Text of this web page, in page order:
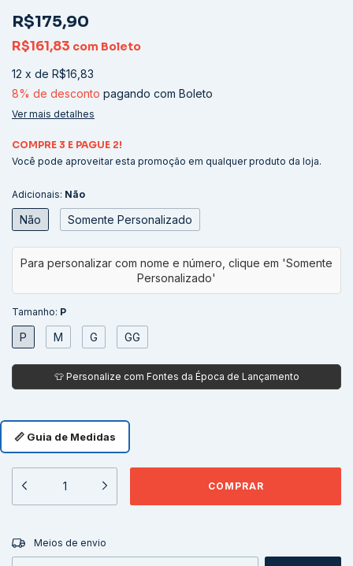
R$175,90
R$161,83 com Boleto
12 x de R$16,83
8% de desconto pagando com Boleto
Ver mais detalhes
COMPRE 3 E PAGUE 2!
Você pode aproveitar esta promoção em qualquer produto da loja.
Adicionais: Não
Não Somente Personalizado
Tamanho: P
P M G GG
📏 Guia de Medidas
Entregas para o CEP:
Meios de envio